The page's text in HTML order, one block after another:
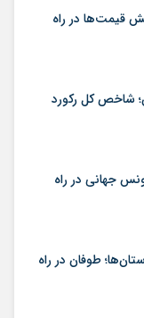
قیمت‌ها در راه
شاخص کل رکورد
جهانی در راه
طوفان در راه